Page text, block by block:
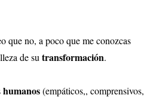
que no, a poco que me conozcas
de su transformación.
humanos(empáticos,, comprensivos,